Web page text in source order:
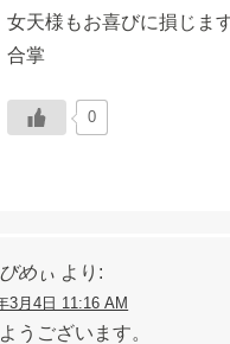
女天様もお喜びに損じま
合掌
0
めぃ より:
3月4日 11:16 AM
うございます。